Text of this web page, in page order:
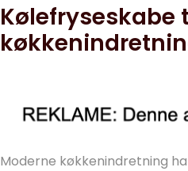
Kølefryseskabe
Moderne køkkenindretning